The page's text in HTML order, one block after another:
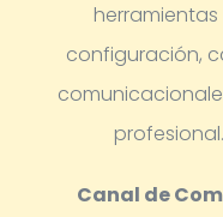
configuración,
profesional.
Canal de